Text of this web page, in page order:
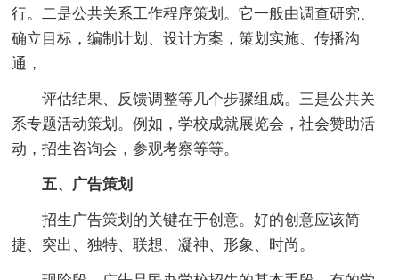
行。二是公共关系工作程序策划。它一般由调查研究、
确立目标，编制计划、设计方案，策划实施、传播沟
通，
评估结果、反馈调整等几个步骤组成。三是公共关
系专题活动策划。例如，学校成就展览会，社会赞助活
动，招生咨询会，参观考察等等。
五、广告策划
招生广告策划的关键在于创意。好的创意应该简
捷、突出、独特、联想、凝神、形象、时尚。